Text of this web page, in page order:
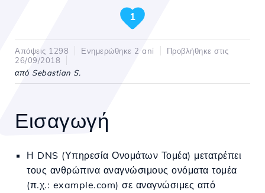
1
Απόψεις 1298 Ενημερώθηκε 2 ani
Προβλήθηκε στις
26/09/2018
από Sebastian S.
Εισαγωγή
Η DNS (Υπηρεσία Ονομάτων Τομέα) μετατρέπει
τους ανθρώπινα αναγνώσιμους ονόματα τομέα
(π.χ.: example.com) σε αναγνώσιμες από